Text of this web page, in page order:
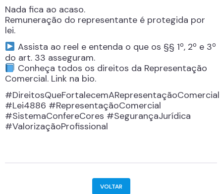
Nada fica ao acaso.
Remuneração do representante é protegida por
lei.
Assista ao reel e entenda o que os §§ 1º, 2º e 3º
do art. 33 asseguram.
Conheça todos os direitos da Representação
Comercial. Link na bio.
#DireitosQueFortalecemARepresentaçãoComercial
#Lei4886 #RepresentaçãoComercial
#SistemaConfereCores #SegurançaJurídica
#ValorizaçãoProfissional
VOLTAR